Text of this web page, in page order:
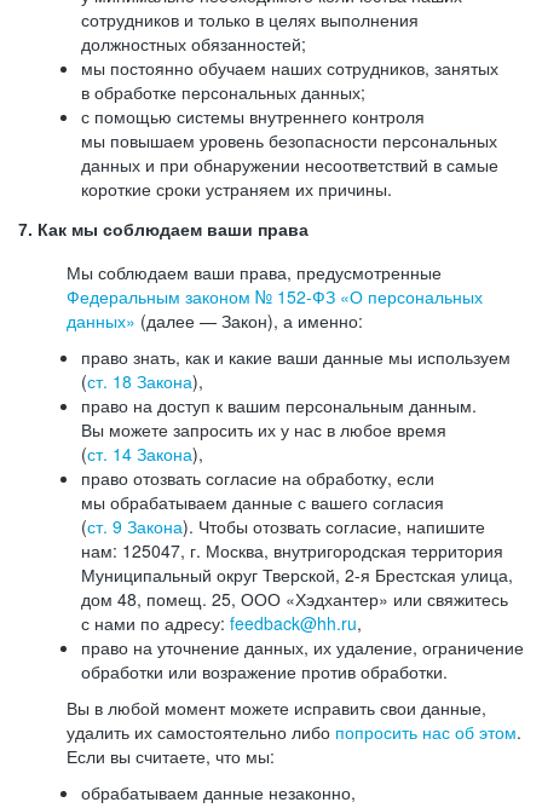
сотрудников и только в целях выполнения
должностных обязанностей;
мы постоянно обучаем наших сотрудников, занятых
в обработке персональных данных;
с помощью системы внутреннего контроля
мы повышаем уровень безопасности персональных
данных и при обнаружении несоответствий в самые
короткие сроки устраняем их причины.
7. Как мы соблюдаем ваши права
Мы соблюдаем ваши права, предусмотренные
Федеральным законом № 152-ФЗ «О персональных
данных» (далее — Закон), а именно:
право знать, как и какие ваши данные мы используем
(ст. 18 Закона),
право на доступ к вашим персональным данным.
Вы можете запросить их у нас в любое время
(ст. 14 Закона),
право отозвать согласие на обработку, если
мы обрабатываем данные с вашего согласия
(ст. 9 Закона). Чтобы отозвать согласие, напишите
нам: 125047, г. Москва, внутригородская территория
Муниципальный округ Тверской, 2-я Брестская улица,
дом 48, помещ. 25, ООО «Хэдхантер» или свяжитесь
с нами по адресу: feedback@hh.ru,
право на уточнение данных, их удаление, ограничение
обработки или возражение против обработки.
Вы в любой момент можете исправить свои данные,
удалить их самостоятельно либо попросить нас об этом.
Если вы считаете, что мы:
обрабатываем данные незаконно,